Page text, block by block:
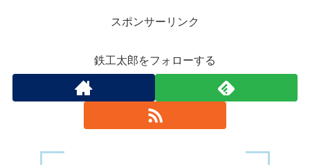
スポンサーリンク
鉄工太郎をフォローする